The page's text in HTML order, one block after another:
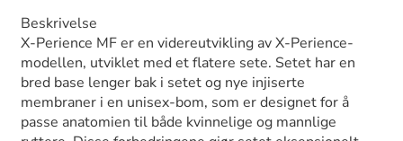
Beskrivelse
X-Perience MF er en videreutvikling av X-Perience-
modellen, utviklet med et flatere sete. Setet har en
bred base lenger bak i setet og nye injiserte
membraner i en unisex-bom, som er designet for å
passe anatomien til både kvinnelige og mannlige